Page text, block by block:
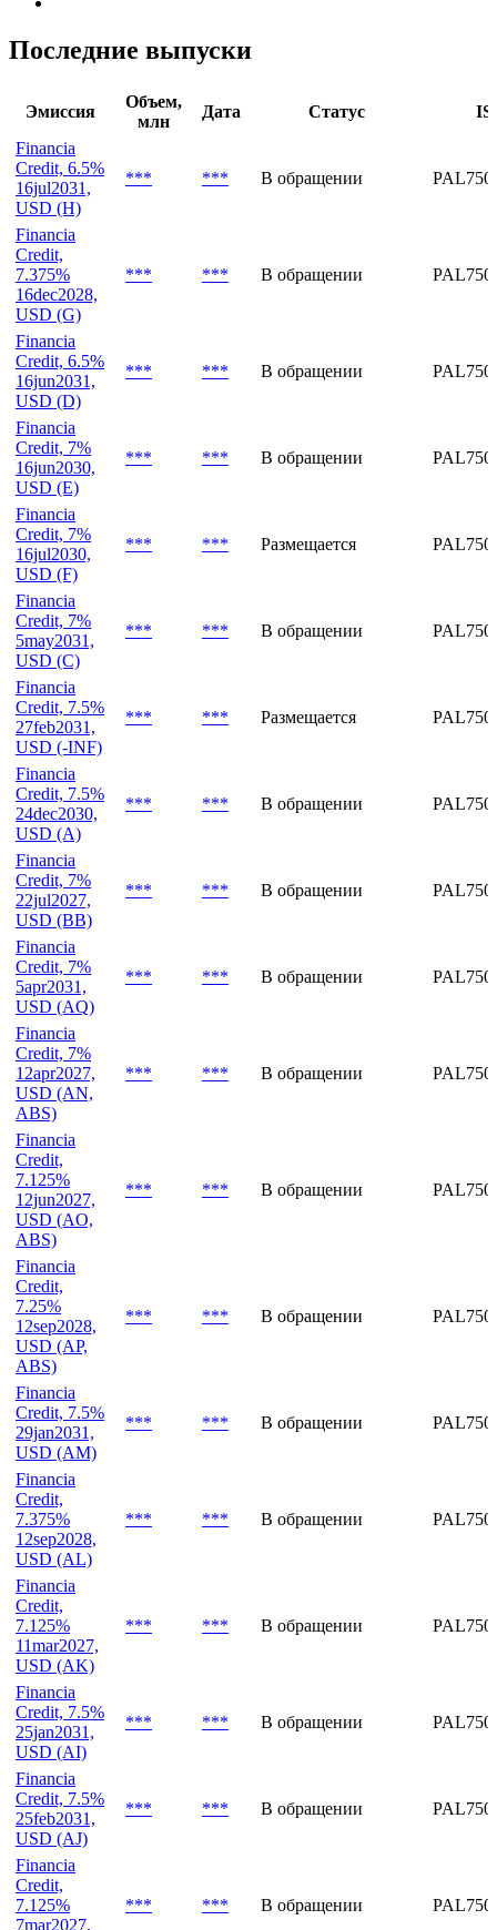
FCRE0675PREFB ***
Последние выпуски
Эмиссия
Объем,
Дата Статус
Financia
Credit, 6.5%
16jul2031,
USD (H)
Financia
Credit,
7.375%
16dec2028,
USD (G)
Financia
Credit, 6.5%
16jun2031,
USD (D)
*** *** В обращении
Financia
Credit, 7%
16jun2030,
USD (E)
*** *** В обращении
Financia
Credit, 7%
16jul2030,
USD (F)
*** *** Размещается
Financia
Credit, 7%
5may2031,
USD (C)
*** *** В обращении
Financia
Credit, 7.5%
27feb2031,
USD (-INF)
*** *** Размещается
Financia
Credit, 7.5%
24dec2030,
USD (A)
*** *** В обращении
Financia
Credit, 7%
22jul2027,
USD (BB)
*** *** В обращении
Financia
Credit, 7%
5apr2031,
USD (AQ)
Financia
Credit, 7%
12apr2027,
USD (AN,
ABS)
Financia
Credit,
7.125%
12jun2027,
USD (AO,
ABS)
Financia
Credit,
7.25%
12sep2028,
USD (AP,
ABS)
Financia
Credit, 7.5%
29jan2031,
USD (AM)
Financia
Credit,
7.375%
12sep2028,
USD (AL)
Financia
Credit,
7.125%
11mar2027,
USD (AK)
Financia
Credit, 7.5%
25jan2031,
USD (AI)
*** *** В обращении
Financia
Credit, 7.5%
25feb2031,
USD (AJ)